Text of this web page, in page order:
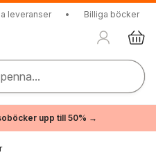
leveranser • Billiga böcker
upp till 50% →